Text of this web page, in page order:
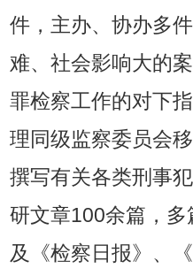
件，主办、协办多
难、社会影响大的
罪检察工作的对下
理同级监察委员会
撰写有关各类刑事
研文章100余篇，
及《检察日报》、